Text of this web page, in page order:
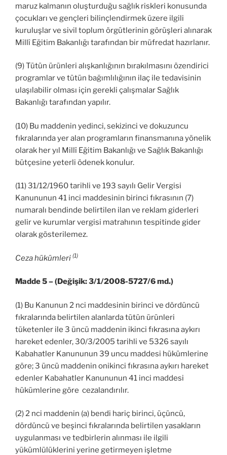
maruz kalmanın oluşturduğu sağlık riskleri konusunda
çocukları ve gençleri bilinçlendirmek üzere ilgili
kuruluşlar ve sivil toplum örgütlerinin görüşleri alınarak
Millî Eğitim Bakanlığı tarafından bir müfredat hazırlanır.
(9) Tütün ürünleri alışkanlığının bırakılmasını özendirici
programlar ve tütün bağımlılığının ilaç ile tedavisinin
ulaşılabilir olması için gerekli çalışmalar Sağlık
Bakanlığı tarafından yapılır.
(10) Bu maddenin yedinci, sekizinci ve dokuzuncu
fıkralarında yer alan programların finansmanına yönelik
olarak her yıl Millî Eğitim Bakanlığı ve Sağlık Bakanlığı
bütçesine yeterli ödenek konulur.
(11) 31/12/1960 tarihli ve 193 sayılı Gelir Vergisi
Kanununun 41 inci maddesinin birinci fıkrasının (7)
numaralı bendinde belirtilen ilan ve reklam giderleri
gelir ve kurumlar vergisi matrahının tespitinde gider
olarak gösterilemez.
Ceza hükümleri (1)
Madde 5 – (Değişik: 3/1/2008-5727/6 md.)
(1) Bu Kanunun 2 nci maddesinin birinci ve dördüncü
fıkralarında belirtilen alanlarda tütün ürünleri
tüketenler ile 3 üncü maddenin ikinci fıkrasına aykırı
hareket edenler, 30/3/2005 tarihli ve 5326 sayılı
Kabahatler Kanununun 39 uncu maddesi hükümlerine
göre; 3 üncü maddenin onikinci fıkrasına aykırı hareket
edenler Kabahatler Kanununun 41 inci maddesi
hükümlerine göre cezalandırılır.
(2) 2 nci maddenin (a) bendi hariç birinci, üçüncü,
dördüncü ve beşinci fıkralarında belirtilen yasakların
uygulanması ve tedbirlerin alınması ile ilgili
yükümlülüklerini yerine getirmeyen işletme